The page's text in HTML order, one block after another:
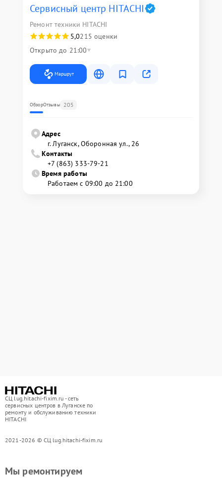
Сервисный центр HITACHI
Ремонт техники HITACHI
5,0215 оценки
Открыто до 21:00
Маршрут
ОбзорОтзывы 205
Адрес
г. Луганск, Оборонная ул., 26
Контакты
+7 (863) 333-79-21
Время работы
Работаем с 09:00 до 21:00
СЦ lug.hitachi-fixim.ru - сеть
сервисных центров в Луганске по
ремонту и обслуживанию техники
HITACHI
2021-2026 © СЦ lug.hitachi-fixim.ru
Мы ремонтируем